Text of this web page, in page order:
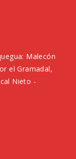
Malecón
el Gramadal,
Nieto -